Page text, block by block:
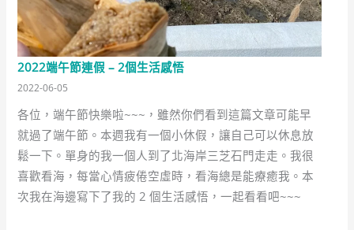
2022端午節連假 – 2個生活感悟
2022-06-05
各位，端午節快樂啦~~~，雖然你們看到這篇文章可能早
就過了端午節。本週我有一個小休假，讓自己可以休息放
鬆一下。單身的我一個人到了北海岸三芝石門走走。我很
喜歡看海，每當心情疲倦空虛時，看海總是能療癒我。本
次我在海邊寫下了我的 2 個生活感悟，一起看看吧~~~